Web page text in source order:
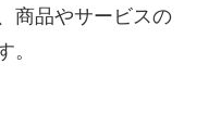
商品やサービスの
。